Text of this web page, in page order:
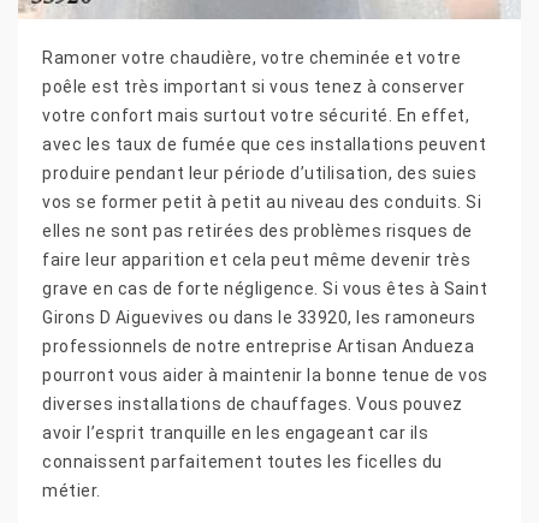
Ramoner votre chaudière, votre cheminée et votre
poêle est très important si vous tenez à conserver
votre confort mais surtout votre sécurité. En effet,
avec les taux de fumée que ces installations peuvent
produire pendant leur période d’utilisation, des suies
vos se former petit à petit au niveau des conduits. Si
elles ne sont pas retirées des problèmes risques de
faire leur apparition et cela peut même devenir très
grave en cas de forte négligence. Si vous êtes à Saint
Girons D Aiguevives ou dans le 33920, les ramoneurs
professionnels de notre entreprise Artisan Andueza
pourront vous aider à maintenir la bonne tenue de vos
diverses installations de chauffages. Vous pouvez
avoir l’esprit tranquille en les engageant car ils
connaissent parfaitement toutes les ficelles du
métier.